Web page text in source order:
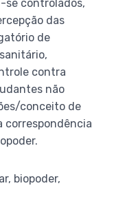
se controlados,
das
de
contra
não
conceito de
correspondência
biopoder,